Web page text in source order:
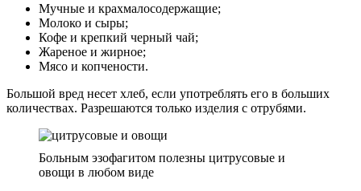
Мучные и крахмалосодержащие;
Молоко и сыры;
Кофе и крепкий черный чай;
Жареное и жирное;
Мясо и копчености.
Большой вред несет хлеб, если употреблять его в больших
количествах. Разрешаются только изделия с отрубями.
Больным эзофагитом полезны цитрусовые и
овощи в любом виде